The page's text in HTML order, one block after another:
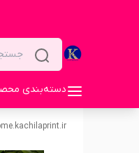
دسته‌بندی